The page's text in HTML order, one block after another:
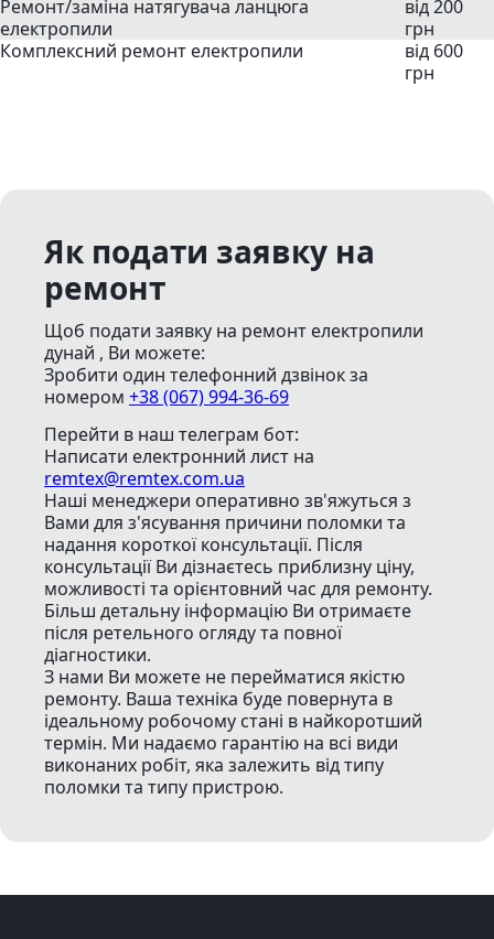
Ремонт/заміна натягувача ланцюга
електропили
від 200
грн
Комплексний ремонт електропили
від 600
грн
Як подати заявку на
ремонт
Щоб подати заявку на ремонт електропили
дунай , Ви можете:
Зробити один телефонний дзвінокза
номером +38 (067) 994-36-69
Перейти в наш телеграм бот:
Написати електронний лист на
remtex@remtex.com.ua
Наші менеджери оперативно зв'яжуться з
Вами для з'ясування причини поломки та
надання короткої консультації. Після
консультації Ви дізнаєтесь приблизну ціну,
можливості та орієнтовний час для ремонту.
Більш детальну інформацію Ви отримаєте
після ретельного огляду та повної
діагностики.
З нами Ви можете не перейматися якістю
ремонту. Ваша техніка буде повернута в
ідеальному робочому стані в найкоротший
термін. Ми надаємо гарантію на всі види
виконаних робіт, яка залежить від типу
поломки та типу пристрою.